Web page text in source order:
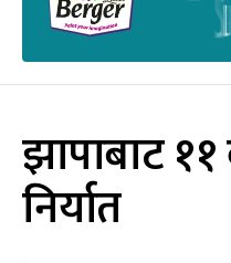
झापाबाट
निर्यात